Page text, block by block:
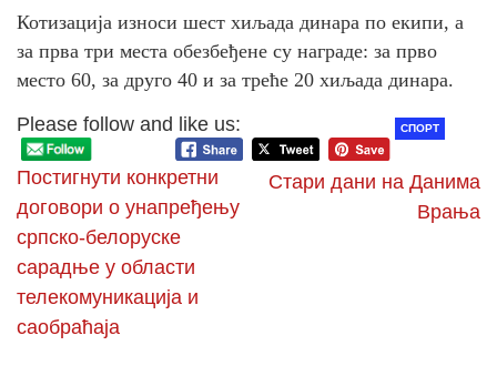
Котизација износи шест хиљада динара по екипи, а
за прва три места обезбеђене су награде: за прво
место 60, за друго 40 и за треће 20 хиљада динара.
Please follow and like us:
СПОРТ
Постигнути конкретни
договори о унапређењу
српско-белоруске
сарадње у области
телекомуникација и
саобраћаја
Стари дани на Данима
Врања